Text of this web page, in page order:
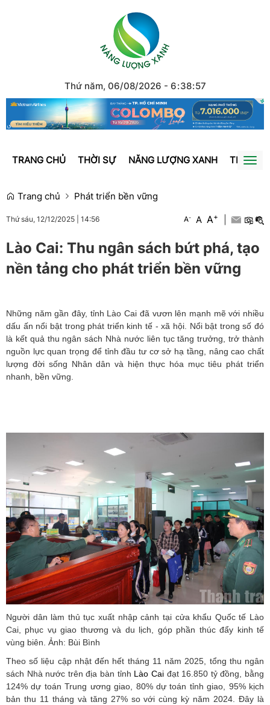
Thứ năm, 06/08/2026 - 6:38:57
TRANG CHỦ THỜI SỰ NĂNG LƯỢNG XANH TRÁI
Trang chủ
Phát triển bền vững
Thứ sáu, 12/12/2025 14:56 A- A A+
Lào Cai: Thu ngân sách bứt phá, tạo
nền tảng cho phát triển bền vững
Những năm gần đây, tỉnh Lào Cai đã vươn lên mạnh mẽ với nhiều
dấu ấn nổi bật trong phát triển kinh tế - xã hội. Nổi bật trong số đó
là kết quả thu ngân sách Nhà nước liên tục tăng trưởng, trở thành
nguồn lực quan trọng để tỉnh đầu tư cơ sở hạ tầng, nâng cao chất
lượng đời sống Nhân dân và hiện thực hóa mục tiêu phát triển
nhanh, bền vững.
Người dân làm thủ tục xuất nhập cảnh tại cửa khẩu Quốc tế Lào
Cai, phục vụ giao thương và du lịch, góp phần thúc đẩy kinh tế
vùng biên. Ảnh: Bùi Bình
Theo số liệu cập nhật đến hết tháng 11 năm 2025, tổng thu ngân
sách Nhà nước trên địa bàn tỉnh Lào Caiđạt 16.850 tỷ đồng, bằng
124% dự toán Trung ương giao, 80% dự toán tỉnh giao, 95% kịch
bản thu 11 tháng và tăng 27% so với cùng kỳ năm 2024. Đây là